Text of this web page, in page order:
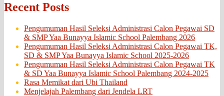
Recent Posts
Pengumuman Hasil Seleksi Administrasi Calon Pegawai SD
& SMP Yaa Bunayya Islamic School Palembang 2026
Pengumuman Hasil Seleksi Administrasi Calon Pegawai TK,
SD & SMP Yaa Bunayya Islamic School 2025-2026
Pengumuman Hasil Seleksi Administrasi Calon Pegawai TK
& SD Yaa Bunayya Islamic School Palembang 2024-2025
Rasa Memikat dari Ubi Thailand
Menjelajah Palembang dari Jendela LRT